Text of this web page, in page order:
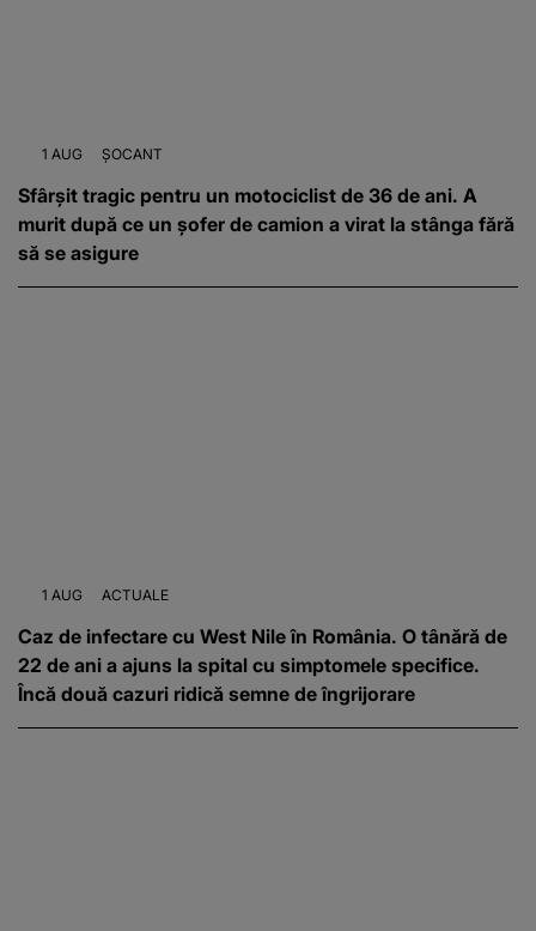
1 AUG ȘOCANT
Sfârşit tragic pentru un motociclist de 36 de ani. A
murit după ce un șofer de camion a virat la stânga fără
să se asigure
1 AUG ACTUALE
Caz de infectare cu West Nile în România. O tânără de
22 de ani a ajuns la spital cu simptomele specifice.
Încă două cazuri ridică semne de îngrijorare